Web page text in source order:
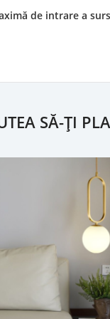
de intrare a
SĂ-ȚI